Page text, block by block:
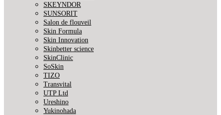
SKEYNDOR
SUNSORIT
Salon de flouveil
Skin Formula
Skin Innovation
Skinbetter science
SkinСlinic
SoSkin
TIZO
Transvital
UTP Ltd
Ureshino
Yukinohada